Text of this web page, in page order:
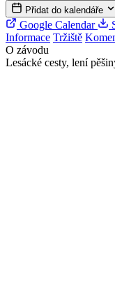
Přidat do kalendáře
Google Calendar
Informace Tržiště
O závodu
Lesácké cesty, lení